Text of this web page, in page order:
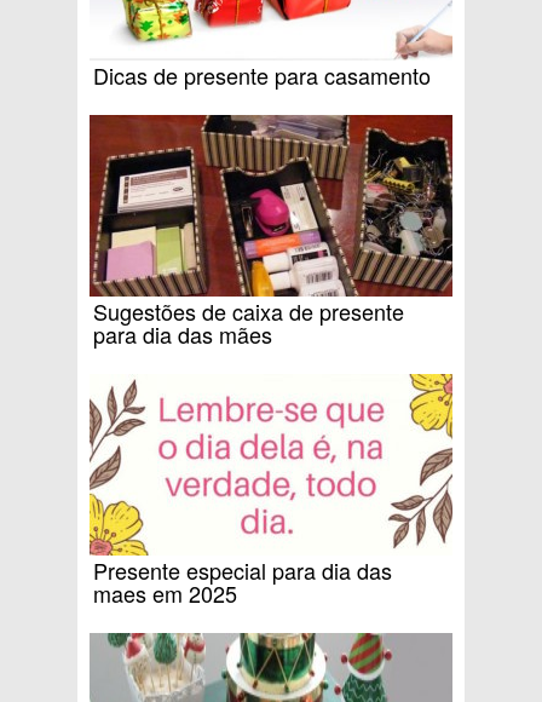
Dicas de presente para casamento
Sugestões de caixa de presente
para dia das mães
Presente especial para dia das
maes em 2025